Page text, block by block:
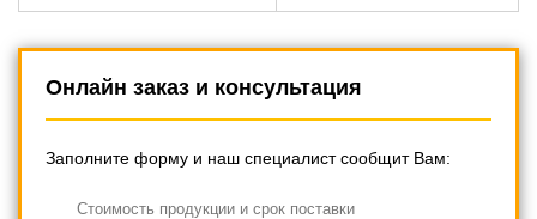
Онлайн заказ и консультация
Заполните форму и наш специалист сообщит Вам:
Cтоимость продукции и срок поставки